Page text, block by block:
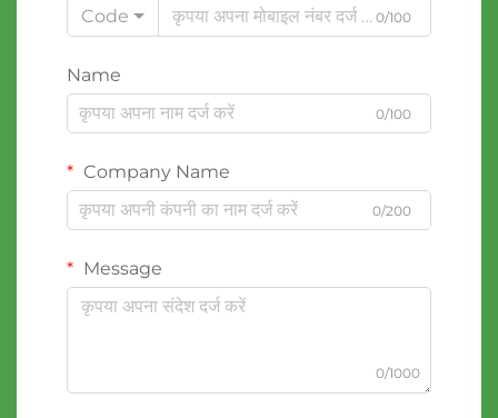
Code
0/100
Name
0/100
Company Name
0/200
Message
0/1000